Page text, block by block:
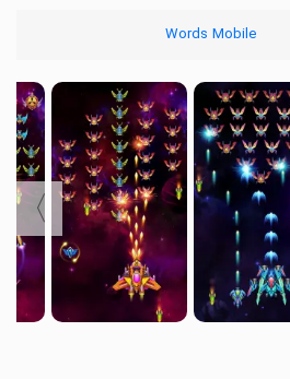
Words Mobile
〉